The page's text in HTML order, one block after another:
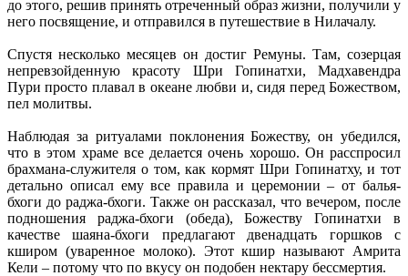
до этого, решив принять отреченный образ жизни, получили у
него посвящение, и отправился в путешествие в Нилачалу.
Спустя несколько месяцев он достиг Ремуны. Там, созерцая
непревзойденную красоту Шри Гопинатхи, Мадхавендра
Пури просто плавал в океане любви и, сидя перед Божеством,
пел молитвы.
Наблюдая за ритуалами поклонения Божеству, он убедился,
что в этом храме все делается очень хорошо. Он расспросил
брахмана-служителя о том, как кормят Шри Гопинатху, и тот
детально описал ему все правила и церемонии – от балья-
бхоги до раджа-бхоги. Также он рассказал, что вечером, после
подношения раджа-бхоги (обеда), Божеству Гопинатхи в
качестве шаяна-бхоги предлагают двенадцать горшков с
кширом (уваренное молоко). Этот кшир называют Амрита
Кели – потому что по вкусу он подобен нектару бессмертия.